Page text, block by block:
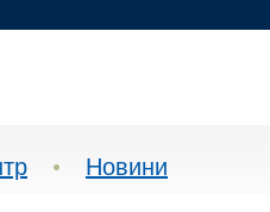
• Новини